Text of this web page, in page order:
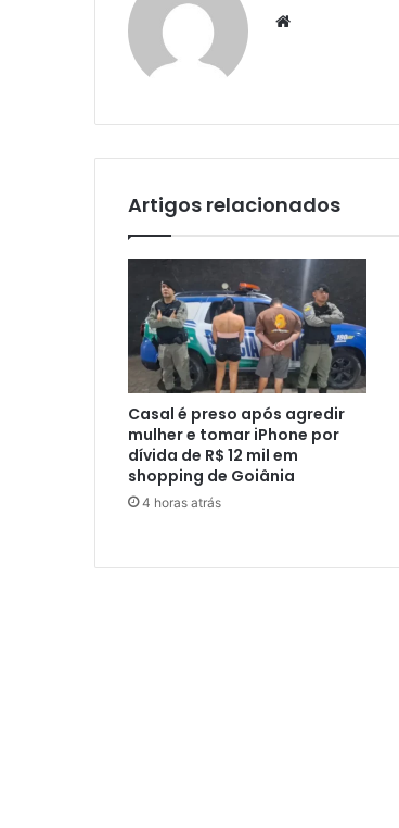
Website
Artigos relacionados
Casal é preso após agredir
mulher e tomar iPhone por
dívida de R$ 12 mil em
shopping de Goiânia
4 horas atrás